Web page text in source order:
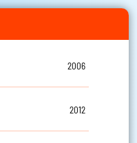
2006
2012